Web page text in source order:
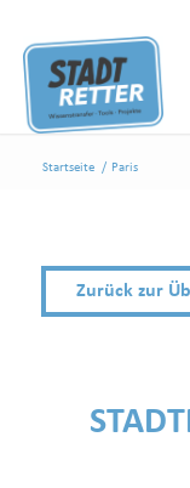
Startseite / Paris
Zurück zur